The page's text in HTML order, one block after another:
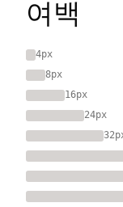
여백
4px
8px
16px
24px